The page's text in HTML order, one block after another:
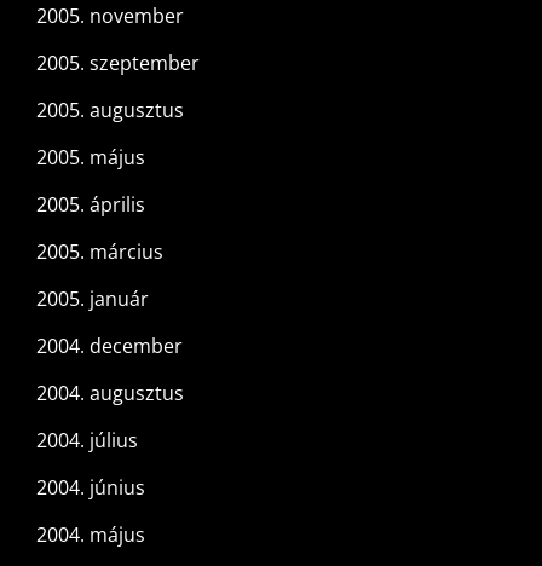
2005. november
2005. szeptember
2005. augusztus
2005. május
2005. április
2005. március
2005. január
2004. december
2004. augusztus
2004. július
2004. június
2004. május